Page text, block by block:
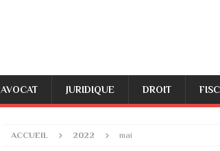
AVOCAT JURIDIQUE DROIT
ACCUEIL 2022 mai